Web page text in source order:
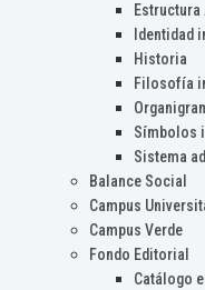
Identidad
Historia
Filosofía
Símbolos
Sistema
Balance Social
Campus
Campus Verde
Fondo Editorial
Catálogo